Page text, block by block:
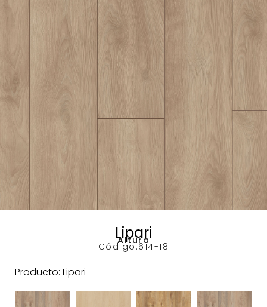
Lipari
Altura
Código:614-18
Producto: Lipari